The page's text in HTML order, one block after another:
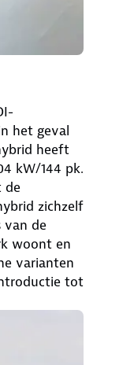
het geval
heeft
kW/144 pk.
de
zichzelf
van de
woont en
varianten
tot